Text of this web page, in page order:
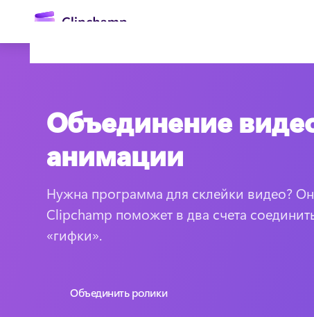
содержимому
Объединение
анимации
Нужна программа для склейки видео?
Clipchamp поможет в два счета
«гифки».
Объединить ролики